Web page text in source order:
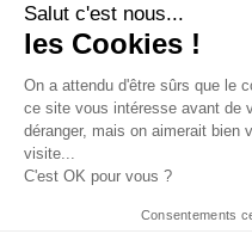
AEF info
Novethic
PRODURABLE
Inclusiv Day
Données personnelles Mentions
Salut c'est nous...
les Cookies !
On a attendu d'être sûrs que le
ce site vous intéresse avant de
déranger, mais on aimerait bien
visite...
C'est OK pour vous ?
Consentements